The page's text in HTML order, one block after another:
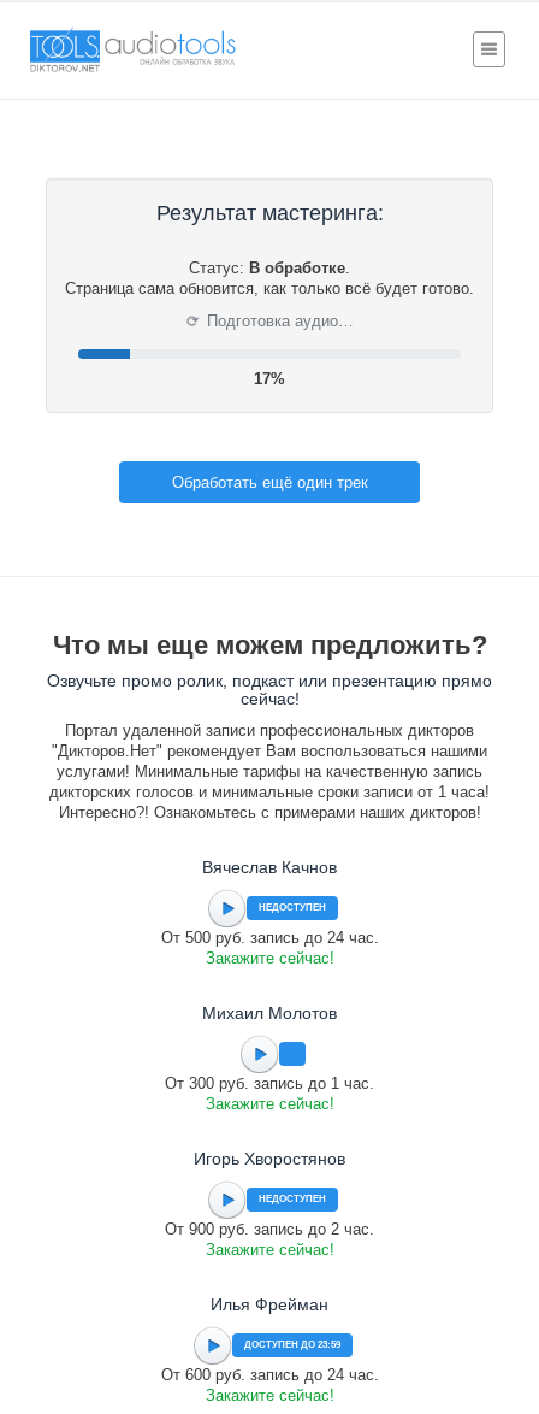
Результат мастеринга:
Статус: В обработке.
Страница сама обновится, как только всё будет готово.
⟳ Подготовка аудио…
18%
Обработать ещё один трек
Что мы еще можем предложить?
Озвучьте промо ролик, подкаст или презентацию прямо
сейчас!
Портал удаленной записи профессиональных дикторов
"Дикторов.Нет" рекомендует Вам воспользоваться нашими
услугами! Минимальные тарифы на качественную запись
дикторских голосов и минимальные сроки записи от 1 часа!
Интересно?! Ознакомьтесь с примерами наших дикторов!
Вячеслав Качнов
НЕДОСТУПЕН
От 500 руб. запись до 24 час.
Закажите сейчас!
Михаил Молотов
От 300 руб. запись до 1 час.
Закажите сейчас!
Игорь Хворостянов
НЕДОСТУПЕН
От 900 руб. запись до 2 час.
Закажите сейчас!
Илья Фрейман
ДОСТУПЕН ДО 23:59
От 600 руб. запись до 24 час.
Закажите сейчас!